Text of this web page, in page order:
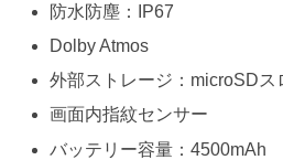
防水防塵：IP67
Dolby Atmos
外部ストレージ：microSDス
画面内指紋センサー
バッテリー容量：4500mAh